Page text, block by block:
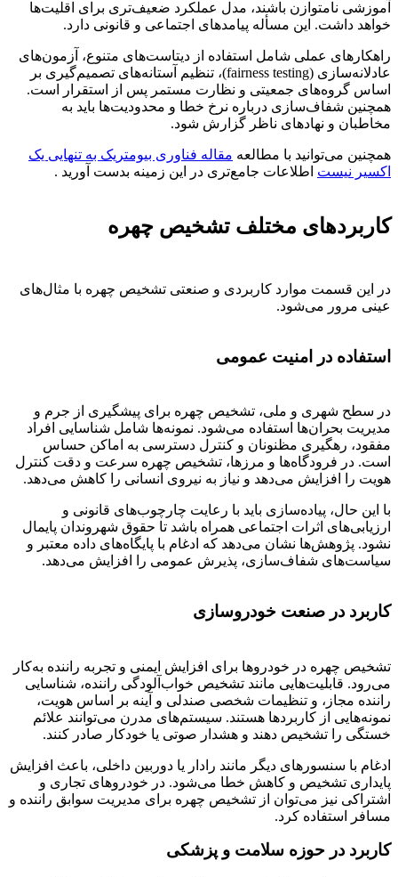
آموزشی نامتوازن باشند، مدل عملکرد ضعیف‌تری برای اقلیت‌ها
خواهد داشت. این مسأله پیامدهای اجتماعی و قانونی دارد.
راهکارهای عملی شامل استفاده از دیتاست‌های متنوع، آزمون‌های
عادلانه‌سازی (fairness testing)، تنظیم آستانه‌های تصمیم‌گیری بر
اساس گروه‌های جمعیتی و نظارت مستمر پس از استقرار است.
همچنین شفاف‌سازی درباره نرخ خطا و محدودیت‌ها باید به
مخاطبان و نهادهای ناظر گزارش شود.
همچنین می‌توانید با مطالعه مقاله فناوری بیومتریک به تنهایی یک
اکسیر نیست اطلاعات جامع‌تری در این زمینه بدست آورید .
کاربردهای مختلف تشخیص چهره
در این قسمت موارد کاربردی و صنعتی تشخیص چهره با مثال‌های
عینی مرور می‌شود.
استفاده در امنیت عمومی
در سطح شهری و ملی، تشخیص چهره برای پیشگیری از جرم و
مدیریت بحران‌ها استفاده می‌شود. نمونه‌ها شامل شناسایی افراد
مفقود، رهگیری مظنونان و کنترل دسترسی به اماکن حساس
است. در فرودگاه‌ها و مرزها، تشخیص چهره سرعت و دقت کنترل
هویت را افزایش می‌دهد و نیاز به نیروی انسانی را کاهش می‌دهد.
با این حال، پیاده‌سازی باید با رعایت چارچوب‌های قانونی و
ارزیابی‌های اثرات اجتماعی همراه باشد تا حقوق شهروندان پایمال
نشود. پژوهش‌ها نشان می‌دهد که ادغام با پایگاه‌های داده معتبر و
سیاست‌های شفاف‌سازی، پذیرش عمومی را افزایش می‌دهد.
کاربرد در صنعت خودروسازی
تشخیص چهره در خودروها برای افزایش ایمنی و تجربه راننده به‌کار
می‌رود. قابلیت‌هایی مانند تشخیص خواب‌آلودگی راننده، شناسایی
راننده مجاز، و تنظیمات شخصی صندلی و آینه بر اساس هویت،
نمونه‌هایی از کاربردها هستند. سیستم‌های مدرن می‌توانند علائم
خستگی را تشخیص دهند و هشدار صوتی یا خودکار صادر کنند.
ادغام با سنسورهای دیگر مانند رادار یا دوربین داخلی، باعث افزایش
پایداری تشخیص و کاهش خطا می‌شود. در خودروهای تجاری و
اشتراکی نیز می‌توان از تشخیص چهره برای مدیریت سوابق راننده و
مسافر استفاده کرد.
کاربرد در حوزه سلامت و پزشکی